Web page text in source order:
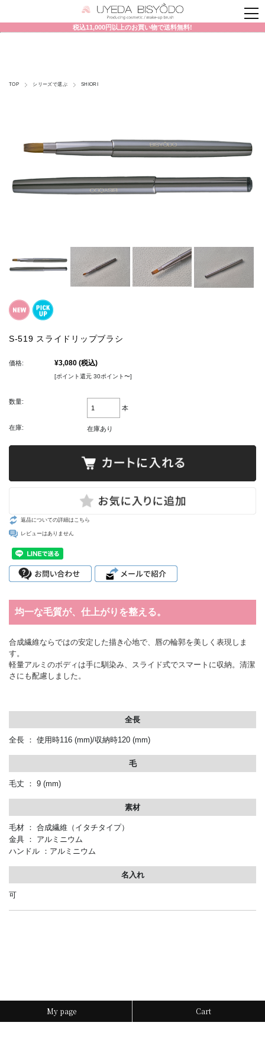
税込11,000円以上のお買い物で送料無料!
TOP シリーズで選ぶ SHIORI
S-519 スライドリップブラシ
価格: ¥3,080 (税込)
[ポイント還元 30ポイント〜]
数量:
本
在庫: 在庫あり
返品についての詳細はこちら
レビューはありません
均一な毛質が、仕上がりを整える。
合成繊維ならではの安定した描き心地で、唇の輪郭を美しく表現しま
す。
軽量アルミのボディは手に馴染み、スライド式でスマートに収納。清潔
さにも配慮しました。
全長
全長 ： 使用時116 (mm)/収納時120 (mm)
毛
毛丈 ： 9 (mm)
素材
毛材 ： 合成繊維（イタチタイプ）
金具 ： アルミニウム
ハンドル ：アルミニウム
名入れ
可
My page Cart